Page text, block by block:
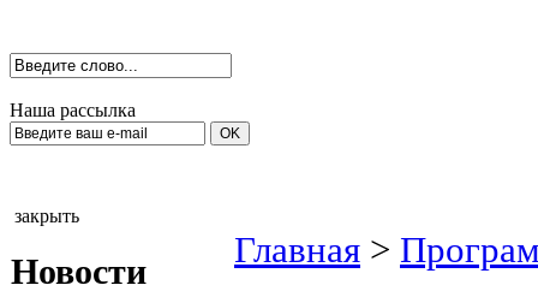
Наша рассылка
закрыть
Новости
Главная >